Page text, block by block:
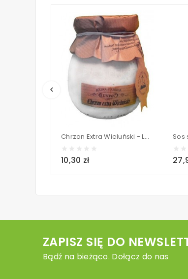
keyboard_arrow_left
Chrzan Extra Wieluński - LUNIAK 230 g
10,30 zł
ZAPISZ SIĘ DO
Bądź na bieżąco. Dołącz do nas